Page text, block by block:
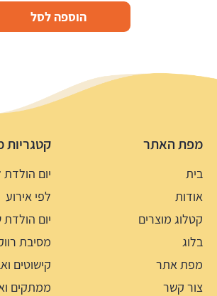
הוספה לסל
מפת האתר
בית
אודות
קטלוג מוצרים
בלוג
מפת אתר
צור קשר
קטגריות
יום
לפי אירוע
יום
מסיבת
קישוטים
ממתקים